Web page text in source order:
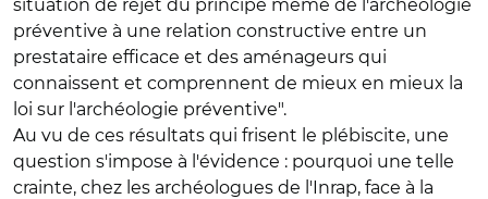
situation de rejet du principe même de l'archéologie
préventive à une relation constructive entre un
prestataire efficace et des aménageurs qui
connaissent et comprennent de mieux en mieux la
loi sur l'archéologie préventive".
Au vu de ces résultats qui frisent le plébiscite, une
question s'impose à l'évidence : pourquoi une telle
crainte, chez les archéologues de l'Inrap, face à la